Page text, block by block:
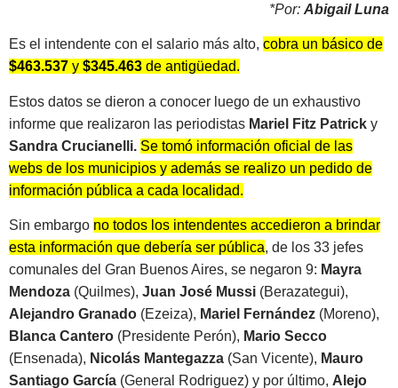
*Por: Abigail Luna
Es el intendente con el salario más alto, cobra un básico de
$463.537 y $345.463 de antigüedad.
Estos datos se dieron a conocer luego de un exhaustivo
informe que realizaron las periodistas Mariel Fitz Patrick y
Sandra Crucianelli. Se tomó información oficial de las
webs de los municipios y además se realizo un pedido de
información pública a cada localidad.
Sin embargo no todos los intendentes accedieron a brindar
esta información que debería ser pública, de los 33 jefes
comunales del Gran Buenos Aires, se negaron 9: Mayra
Mendoza (Quilmes), Juan José Mussi (Berazategui),
Alejandro Granado (Ezeiza), Mariel Fernández (Moreno),
Blanca Cantero (Presidente Perón), Mario Secco
(Ensenada), Nicolás Mantegazza (San Vicente), Mauro
Santiago García (General Rodriguez) y por último, Alejo